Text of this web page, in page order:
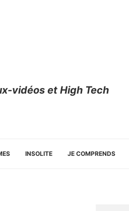
vidéos et High Tech
INSOLITE JE COMPRENDS